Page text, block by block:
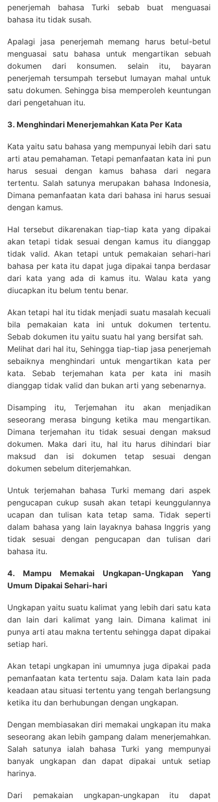
penerjemah bahasa Turki sebab buat menguasai
bahasa itu tidak susah.
Apalagi jasa penerjemah memang harus betul-betul
menguasai satu bahasa untuk mengartikan sebuah
dokumen dari konsumen. selain itu, bayaran
penerjemah tersumpah tersebut lumayan mahal untuk
satu dokumen. Sehingga bisa memperoleh keuntungan
dari pengetahuan itu.
3. Menghindari Menerjemahkan Kata Per Kata
Kata yaitu satu bahasa yang mempunyai lebih dari satu
arti atau pemahaman. Tetapi pemanfaatan kata ini pun
harus sesuai dengan kamus bahasa dari negara
tertentu. Salah satunya merupakan bahasa Indonesia,
Dimana pemanfaatan kata dari bahasa ini harus sesuai
dengan kamus.
Hal tersebut dikarenakan tiap-tiap kata yang dipakai
akan tetapi tidak sesuai dengan kamus itu dianggap
tidak valid. Akan tetapi untuk pemakaian sehari-hari
bahasa per kata itu dapat juga dipakai tanpa berdasar
dari kata yang ada di kamus itu. Walau kata yang
diucapkan itu belum tentu benar.
Akan tetapi hal itu tidak menjadi suatu masalah kecuali
bila pemakaian kata ini untuk dokumen tertentu.
Sebab dokumen itu yaitu suatu hal yang bersifat sah.
Melihat dari hal itu, Sehingga tiap-tiap jasa penerjemah
sebaiknya menghindari untuk mengartikan kata per
kata. Sebab terjemahan kata per kata ini masih
dianggap tidak valid dan bukan arti yang sebenarnya.
Disamping itu, Terjemahan itu akan menjadikan
seseorang merasa bingung ketika mau mengartikan.
Dimana terjemahan itu tidak sesuai dengan maksud
dokumen. Maka dari itu, hal itu harus dihindari biar
maksud dan isi dokumen tetap sesuai dengan
dokumen sebelum diterjemahkan.
Untuk terjemahan bahasa Turki memang dari aspek
pengucapan cukup susah akan tetapi keunggulannya
ucapan dan tulisan kata tetap sama. Tidak seperti
dalam bahasa yang lain layaknya bahasa Inggris yang
tidak sesuai dengan pengucapan dan tulisan dari
bahasa itu.
4. Mampu Memakai Ungkapan-Ungkapan Yang
Umum Dipakai Sehari-hari
Ungkapan yaitu suatu kalimat yang lebih dari satu kata
dan lain dari kalimat yang lain. Dimana kalimat ini
punya arti atau makna tertentu sehingga dapat dipakai
setiap hari.
Akan tetapi ungkapan ini umumnya juga dipakai pada
pemanfaatan kata tertentu saja. Dalam kata lain pada
keadaan atau situasi tertentu yang tengah berlangsung
ketika itu dan berhubungan dengan ungkapan.
Dengan membiasakan diri memakai ungkapan itu maka
seseorang akan lebih gampang dalam menerjemahkan.
Salah satunya ialah bahasa Turki yang mempunyai
banyak ungkapan dan dapat dipakai untuk setiap
harinya.
Dari pemakaian ungkapan-ungkapan itu dapat